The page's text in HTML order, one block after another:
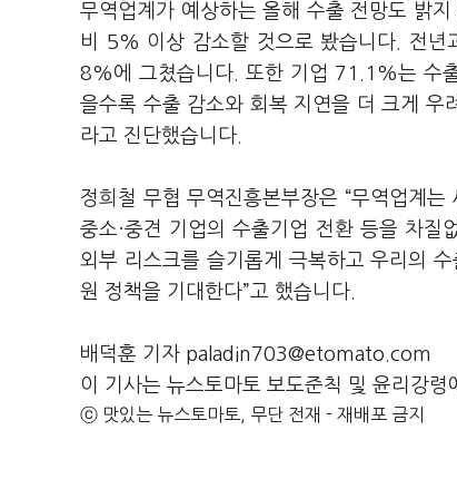
무역업계가 예상하는 올해 수출 전망도 밝
비 5% 이상 감소할 것으로 봤습니다 전년
8%에 그쳤습니다 .또한 기업 71.1%는 수
을수록 수출 감소와 회복 지연을 더 크게 우
라고 진단했습니다
정희철 무협 무역진흥본부장은 “무역업계는
중소·중견 기업의 수출기업 전환 등을 차질
외부 리스크를 슬기롭게 극복하고 우리의
원 정책을 기대한다”고 했습니다
배덕훈 기자 paladin703@etomato.com
이 기사는 뉴스토마토 보도준칙 및 윤리강
ⓒ 맛있는 뉴스토마토, 무단 전재 - 재배포 금지